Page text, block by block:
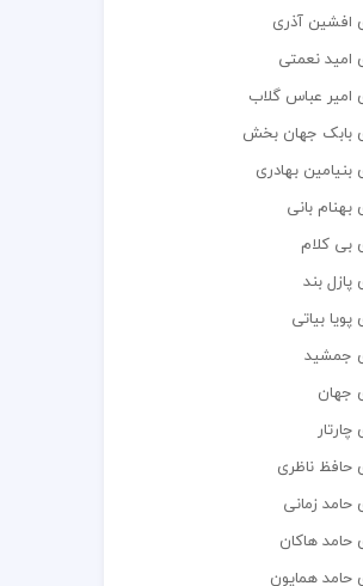
افشین آذری
نعمتی
عباس گلاب
بابک جهان بخش
بهادری
بانی
کلام
بند
بیاتی
جمشید
جهان
ناظری
زمانی
هاکان
همایون